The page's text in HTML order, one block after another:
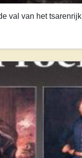
val van het tsarenrijk